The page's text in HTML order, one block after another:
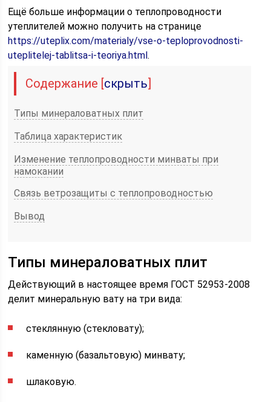
Ещё больше информации о теплопроводности
утеплителей можно получить на странице
https://uteplix.com/materialy/vse-o-teploprovodnosti-
uteplitelej-tablitsa-i-teoriya.html.
Содержание [скрыть]
Типы минераловатных плит
Таблица характеристик
Изменение теплопроводности минваты при
намокании
Связь ветрозащиты с теплопроводностью
Вывод
Типы минераловатных плит
Действующий в настоящее время ГОСТ 52953-2008
делит минеральную вату на три вида:
стеклянную (стекловату);
каменную (базальтовую) минвату;
шлаковую.